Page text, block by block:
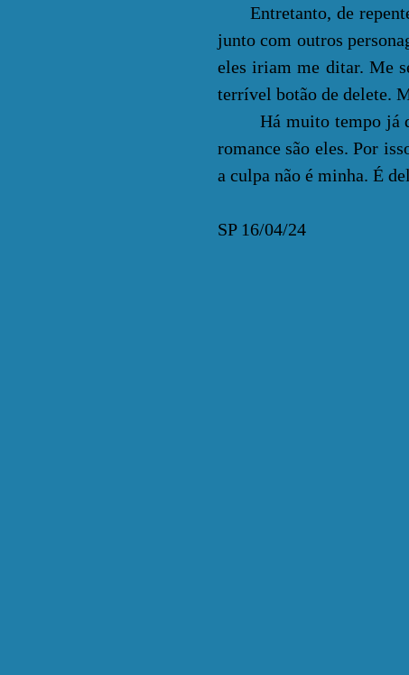
Entretanto, de
junto com outros
eles iriam me ditar. Me
terrível botão de delete.
Há muito tempo já
romance são eles. Por
a culpa não é minha. É
SP 16/04/24